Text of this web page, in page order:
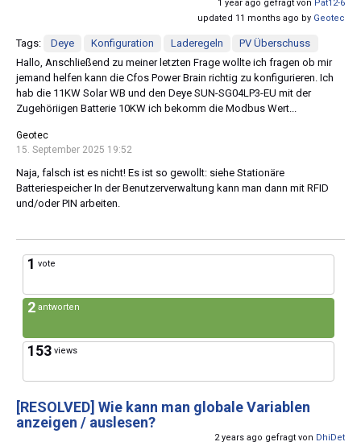
1 year ago gefragt von Pat12-6
updated 11 months ago by Geotec
Tags: Deye Konfiguration Laderegeln
PV Überschuss
Hallo, Anschließend zu meiner letzten Frage wollte ich fragen ob mir
jemand helfen kann die Cfos Power Brain richtig zu konfigurieren. Ich
hab die 11KW Solar WB und den Deye SUN-SG04LP3-EU mit der
Zugehöriigen Batterie 10KW ich bekomm die Modbus Wert...
Geotec
15. September 2025 19:52
Naja, falsch ist es nicht! Es ist so gewollt: siehe Stationäre
Batteriespeicher In der Benutzerverwaltung kann man dann mit RFID
und/oder PIN arbeiten.
1 vote
2 antworten
153 views
[RESOLVED] Wie kann man globale Variablen
anzeigen / auslesen?
2 years ago gefragt von DhiDet